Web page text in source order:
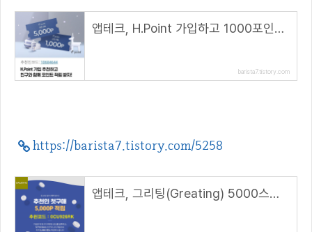
앱테크, H.Point 가입하고 1000포인트 받자( 추천 코드 : 10684644 )
barista7.tistory.com
https://barista7.tistory.com/5258
앱테크, 그리팅(Greating) 5000스푼 적립( 추천 코드 : 0CU926RK )